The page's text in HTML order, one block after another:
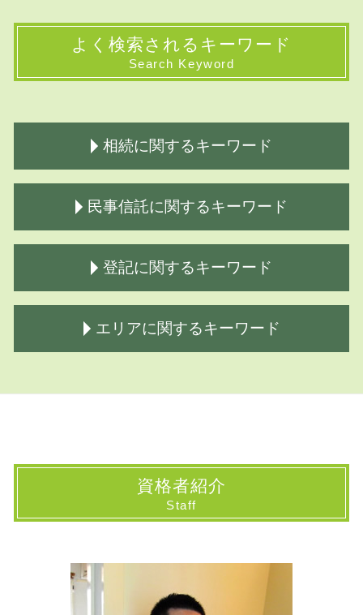
よく検索されるキーワード
Search Keyword
相続に関するキーワード
相続人 不存在 国庫帰属
生前対策
株式 相続方法
相続
相続登記 必要書類 法務局
相続登記 必要書類
生前対策 相続
相続手続き 代行
遺言公正証書
生前対策 種類
民事信託に関するキーワード
家族 信託とは
家族信託 流れ
民事信託契約 公正証書遺言
民事信託 家族信託
家族信託 契約書
民事信託とは 簡単に
民事信託契約 受託者 受益者 同一
家族 信託 危険
商事信託 不動産
民事信託契約 公正証書
登記に関するキーワード
不動産 登記法
登記申請書 書き方
相続登記 いつまで
相続登記 委任状
商業 登記簿謄本
会社 登記
所有権 保存登記
エリアに関するキーワード
民事信託 神奈川県 司法書士
登記 国分寺市 司法書士
相続 千葉県 司法書士
民事信託 国分寺市 司法書士
登記 千葉県 司法書士
登記 埼玉県 司法書士
資格者紹介
Staff